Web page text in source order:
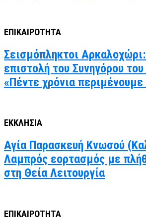
ΕΠΙΚΑΙΡΟΤΗΤΑ
Σεισμόπληκτοι
επιστολή του Συνηγόρου
«Πέντε χρόνια περιμένουμε
ΕΚΚΛΗΣΙΑ
Αγία Παρασκευή Κνωσού
Λαμπρός εορτασμός με
στη Θεία Λειτουργία
ΕΠΙΚΑΙΡΟΤΗΤΑ